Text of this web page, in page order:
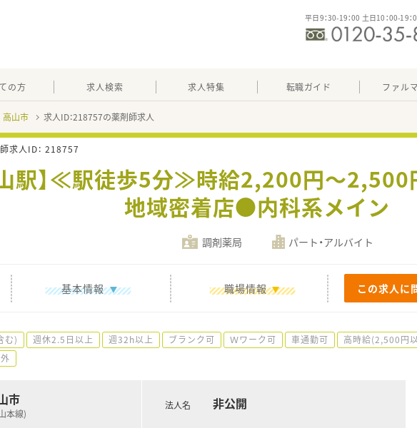
平日9：30-19：00 土日10：00-19
の方 求人検索 求人特集 転職ガイド ファル
高山市 求人ID：218757の薬剤師求人
求人ID： 218757
山駅】≪駅徒歩5分≫時給2,200円～
地域密着店●内科系メイン
調剤薬局 パート・アルバイト
基本情報 職場情報 この求人に
む) 週休2.5日以上 週32h以上 ブランク可 Ｗワーク可 車通勤可
高時給(2,500円
市
本線)
法人名 非公開